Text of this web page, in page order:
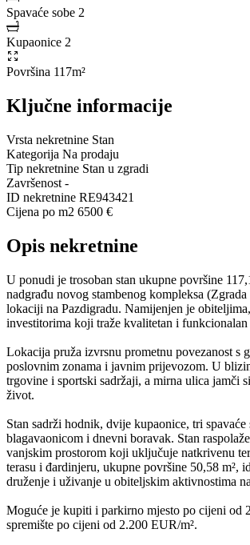
Spavaće sobe 2
Kupaonice 2
Površina 117m²
Ključne informacije
Vrsta nekretnine Stan
Kategorija Na prodaju
Tip nekretnine Stan u zgradi
Završenost -
ID nekretnine RE943421
Cijena po m2 6500 €
Opis nekretnine
U ponudi je trosoban stan ukupne površine
nadgrađu novog stambenog kompleksa
lokaciji na Pazdigradu. Namijenjen je
investitorima koji traže kvalitetan i funkcionalan
Lokacija pruža izvrsnu prometnu povezanost s
poslovnim zonama i javnim prijevozom. U
trgovine i sportski sadržaji, a mirna ulica jamči
život.
Stan sadrži hodnik, dvije kupaonice, tri
blagavaonicom i dnevni boravak. Stan
vanjskim prostorom koji uključuje natkrivenu
terasu i đardinjeru, ukupne površine 50,58 m²,
druženje i uživanje u obiteljskim aktivnostima
Moguće je kupiti i parkirno mjesto po cijeni od
spremište po cijeni od 2.200 EUR/m².